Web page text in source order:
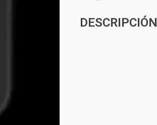
DESCRIPCIÓN